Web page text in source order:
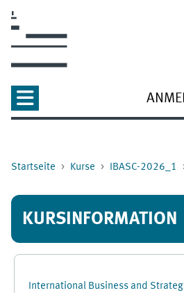
Startseite Kurse IBASC-2026_1
KURSINFORMATION
International Business and